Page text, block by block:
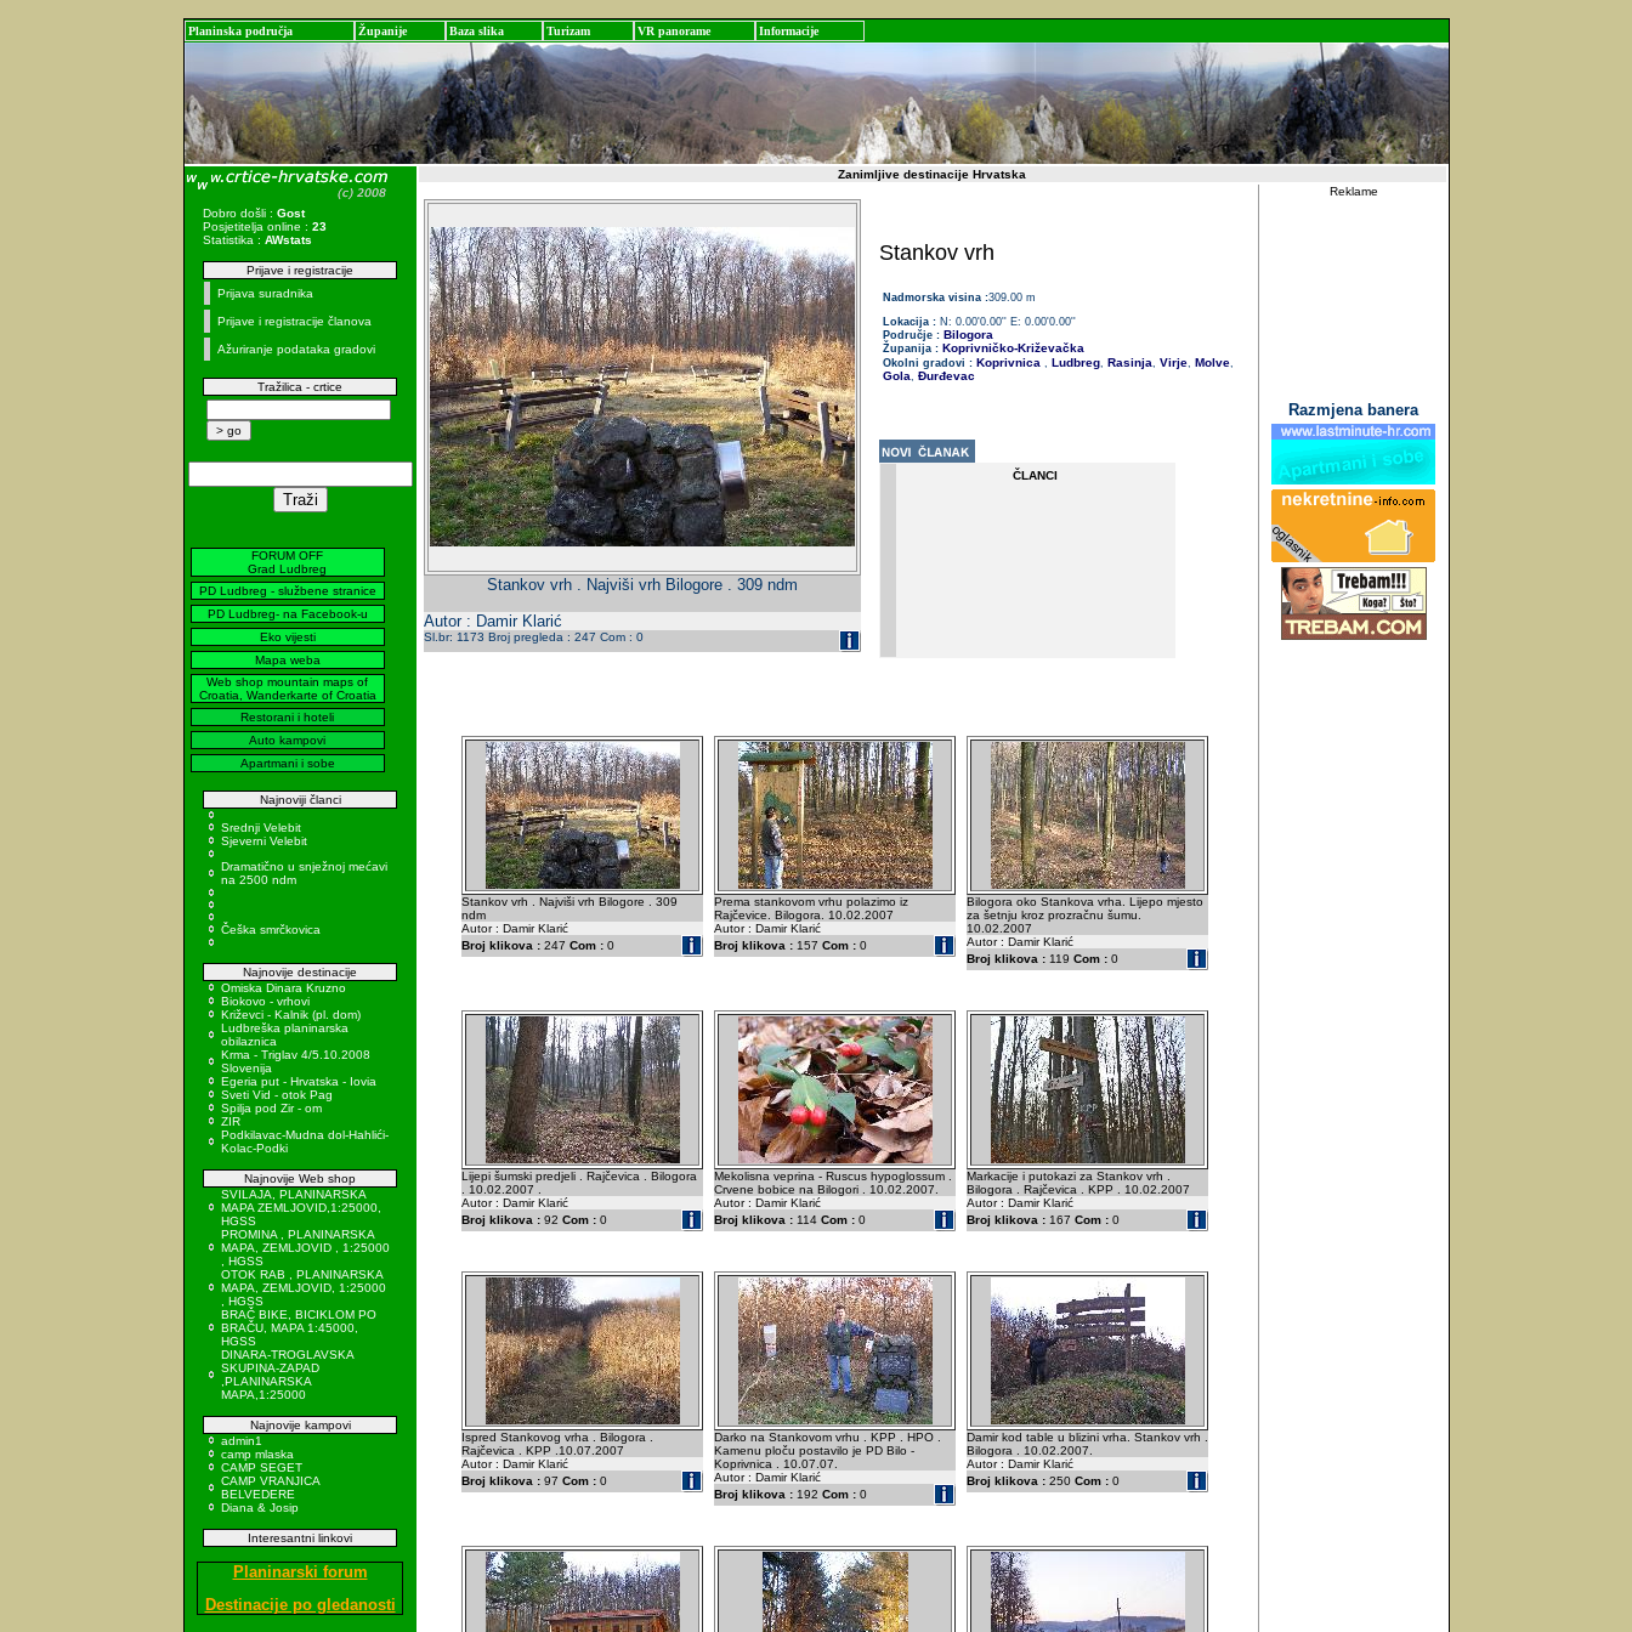
Planinska područja Županije Baza slika Turizam VR panorame Informacije
Dobro došli : Gost
Posjetitelja online : 23
Statistika : AWstats
Prijave i registracije
Prijava suradnika
Prijave i registracije članova
Ažuriranje podataka gradovi
Tražilica - crtice
FORUM OFF
Grad Ludbreg
PD Ludbreg - službene stranice
PD Ludbreg- na Facebook-u
Eko vijesti
Mapa weba
Web shop mountain maps of
Croatia, Wanderkarte of Croatia
Restorani i hoteli
Auto kampovi
Apartmani i sobe
Najnoviji članci
Srednji Velebit
Sjeverni Velebit
Dramatično u snježnoj mećavi
na 2500 ndm
Češka smrčkovica
Najnovije destinacije
Omiska Dinara Kruzno
Biokovo - vrhovi
Križevci - Kalnik (pl. dom)
Ludbreška planinarska
obilaznica
Krma - Triglav 4/5.10.2008
Slovenija
Egeria put - Hrvatska - Iovia
Sveti Vid - otok Pag
Spilja pod Zir - om
ZIR
Podkilavac-Mudna dol-Hahlići-
Kolac-Podki
Najnovije Web shop
SVILAJA, PLANINARSKA
MAPA ZEMLJOVID,1:25000,
HGSS
PROMINA , PLANINARSKA
MAPA, ZEMLJOVID , 1:25000
, HGSS
OTOK RAB , PLANINARSKA
MAPA, ZEMLJOVID, 1:25000
, HGSS
BRAČ BIKE, BICIKLOM PO
BRAČU, MAPA 1:45000,
HGSS
DINARA-TROGLAVSKA
SKUPINA-ZAPAD
,PLANINARSKA
MAPA,1:25000
Najnovije kampovi
admin1
camp mlaska
CAMP SEGET
CAMP VRANJICA
BELVEDERE
Diana & Josip
Interesantni linkovi
Planinarski forum
Destinacije po gledanosti
Zanimljive destinacije Hrvatska
Stankov vrh . Najviši vrh Bilogore . 309 ndm
Autor : Damir Klarić
Sl.br: 1173 Broj pregleda : 247 Com : 0
Stankov vrh
Nadmorska visina :309.00 m
Lokacija :N: 0.00'0.00'' E: 0.00'0.00''
Područje :Bilogora
Županija : Koprivničko-Križevačka
Okolni gradovi : Koprivnica , Ludbreg, Rasinja, Virje, Molve,
Gola, Đurđevac
ČLANCI
Stankov vrh . Najviši vrh Bilogore . 309
ndm
Autor : Damir Klarić
Broj klikova : 247 Com : 0
Prema stankovom vrhu polazimo iz
Rajčevice. Bilogora. 10.02.2007
Autor : Damir Klarić
Broj klikova : 157 Com : 0
Bilogora oko Stankova vrha. Lijepo mjesto
za šetnju kroz prozračnu šumu.
10.02.2007
Autor : Damir Klarić
Broj klikova : 119 Com : 0
Lijepi šumski predjeli . Rajčevica . Bilogora
. 10.02.2007 .
Autor : Damir Klarić
Broj klikova : 92 Com : 0
Mekolisna veprina - Ruscus hypoglossum .
Crvene bobice na Bilogori . 10.02.2007.
Autor : Damir Klarić
Broj klikova : 114 Com : 0
Markacije i putokazi za Stankov vrh .
Bilogora . Rajčevica . KPP . 10.02.2007
Autor : Damir Klarić
Broj klikova : 167 Com : 0
Ispred Stankovog vrha . Bilogora .
Rajčevica . KPP .10.07.2007
Autor : Damir Klarić
Broj klikova : 97 Com : 0
Darko na Stankovom vrhu . KPP . HPO .
Kamenu ploču postavilo je PD Bilo -
Koprivnica . 10.07.07.
Autor : Damir Klarić
Broj klikova : 192 Com : 0
Damir kod table u blizini vrha. Stankov vrh .
Bilogora . 10.02.2007.
Autor : Damir Klarić
Broj klikova : 250 Com : 0
Reklame
Razmjena banera